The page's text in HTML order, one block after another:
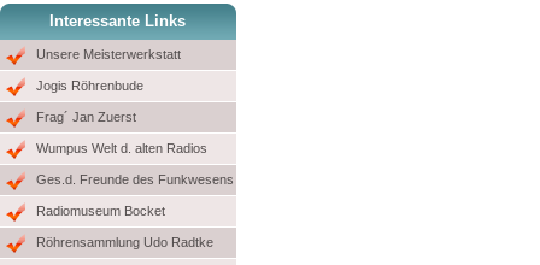
Interessante Links
Unsere Meisterwerkstatt
Jogis Röhrenbude
Frag´ Jan Zuerst
Wumpus Welt d. alten Radios
Ges.d. Freunde des Funkwesens
Radiomuseum Bocket
Röhrensammlung Udo Radtke